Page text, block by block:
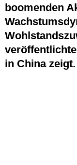
boomenden
in China zeigt.